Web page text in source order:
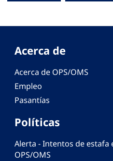
Acerca de
Acerca de OPS/OMS
Empleo
Pasantías
Políticas
Alerta - Intentos de estafa
OPS/OMS